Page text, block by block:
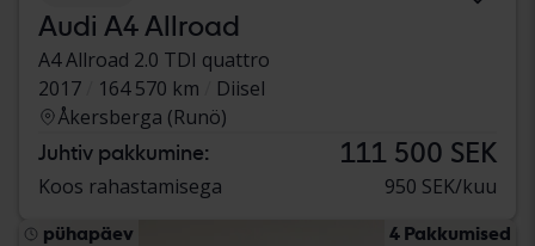
Audi A4 Allroad
A4 Allroad 2.0 TDI quattro
2017
164 570 km
Diisel
Åkersberga (Runö)
Juhtiv pakkumine: 111 500 SEK
Koos rahastamisega 950 SEK/kuu
pühapäev 4 Pakkumised